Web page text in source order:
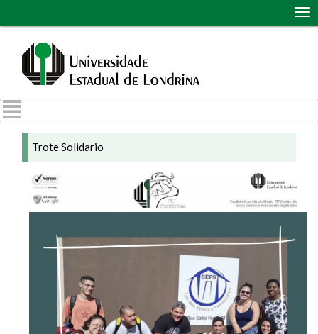
Trote Solidario